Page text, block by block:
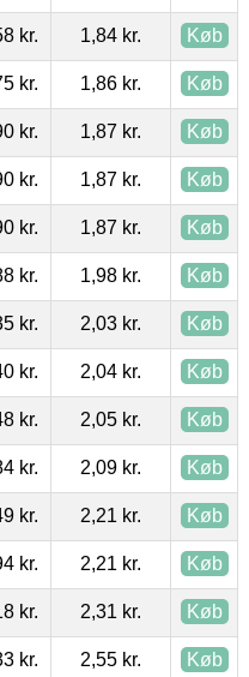
kr. 1,84 kr. Køb
kr. 1,86 kr. Køb
kr. 1,87 kr. Køb
kr. 1,87 kr. Køb
kr. 1,87 kr. Køb
kr. 1,98 kr. Køb
kr. 2,03 kr. Køb
kr. 2,04 kr. Køb
kr. 2,05 kr. Køb
kr. 2,09 kr. Køb
kr. 2,21 kr. Køb
kr. 2,21 kr. Køb
kr. 2,31 kr. Køb
kr. 2,55 kr. Køb